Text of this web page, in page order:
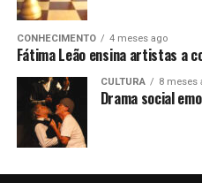
CONHECIMENTO 4 meses ago
Fátima Leão ensina artistas a
CULTURA 8 meses
Drama social